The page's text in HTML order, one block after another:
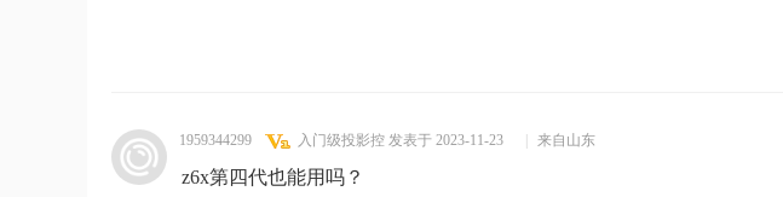
1959344299 入门级投影控 发表于 2023-11-23 来自山东
z6x第四代也能用吗？